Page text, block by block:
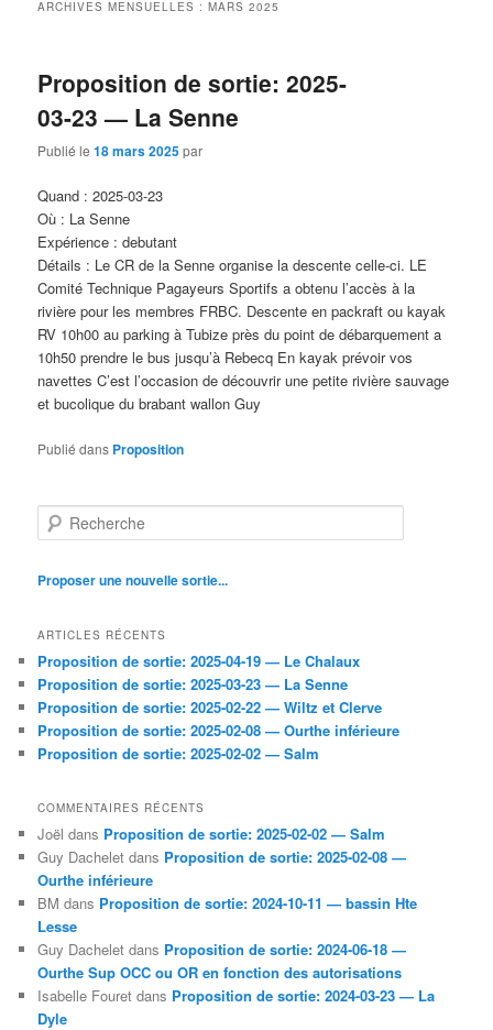
ARCHIVES MENSUELLES :MARS 2025
Proposition de sortie: 2025-
03-23 — La Senne
Publié le18 mars 2025par
Quand : 2025-03-23
Où : La Senne
Expérience : debutant
Détails : Le CR de la Senne organise la descente celle-ci. LE
Comité Technique Pagayeurs Sportifs a obtenu l’accès à la
rivière pour les membres FRBC. Descente en packraft ou kayak
RV 10h00 au parking à Tubize près du point de débarquement a
10h50 prendre le bus jusqu’à Rebecq En kayak prévoir vos
navettes C’est l’occasion de découvrir une petite rivière sauvage
et bucolique du brabant wallon Guy
Publié dans Proposition
e
h
c
h
e
Proposer une nouvelle sortie...
ARTICLES RÉCENTS
Proposition de sortie: 2025-04-19 — Le Chalaux
Proposition de sortie: 2025-03-23 — La Senne
Proposition de sortie: 2025-02-22 — Wiltz et Clerve
Proposition de sortie: 2025-02-08 — Ourthe inférieure
Proposition de sortie: 2025-02-02 — Salm
COMMENTAIRES RÉCENTS
Joël dans Proposition de sortie: 2025-02-02 — Salm
Guy Dachelet dans Proposition de sortie: 2025-02-08 —
Ourthe inférieure
BM dans Proposition de sortie: 2024-10-11 — bassin Hte
Lesse
Guy Dachelet dans Proposition de sortie: 2024-06-18 —
Ourthe Sup OCC ou OR en fonction des autorisations
Isabelle Fouret dans Proposition de sortie: 2024-03-23 — La
Dyle